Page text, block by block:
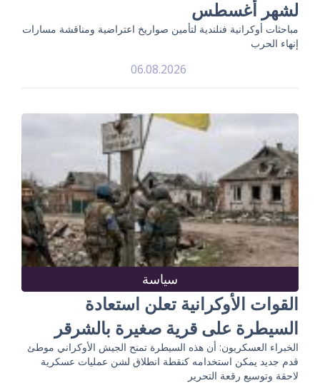
لشهر أغسطس
مباحثات أوكرانية فنلندية لتأمين صواريخ اعتراضية ومناقشة مسارات
إنهاء الحرب
06.08.2026
سياسة
القوات الأوكرانية تعلن استعادة
السيطرة على قرية صغيرة بالشرقر
الخبراء العسكريون: أن هذه السيطرة تمنح الجيش الأوكراني موطئ
قدم جديد يمكن استخدامه كنقطة انطلاق لشن عمليات عسكرية
لاحقة وتوسيع رقعة التحرير